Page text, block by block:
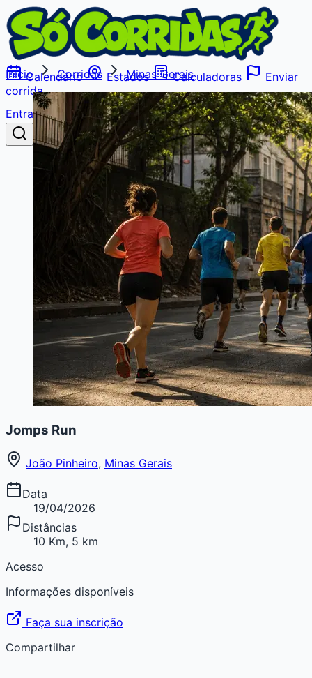
Calendário Estados Calculadoras
Enviar
corrida
Entrar
Buscar
Início Corridas Minas Gerais
Jomps Run
João Pinheiro, Minas Gerais
Data
19/04/2026
Distâncias
10 Km, 5 km
Acesso
Informações disponíveis
Faça sua inscrição
Compartilhar